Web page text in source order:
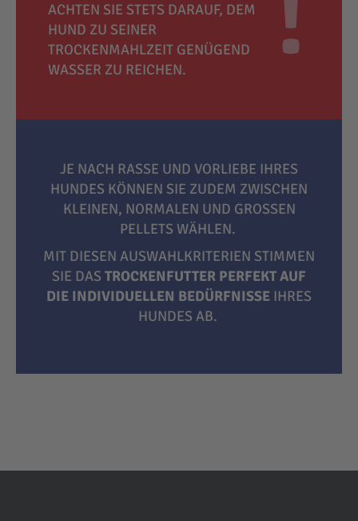
ACHTEN SIE STETS DARAUF, DEM
HUND ZU SEINER
TROCKENMAHLZEIT GENÜGEND
WASSER ZU REICHEN.
JE NACH RASSE UND VORLIEBE IHRES
HUNDES KÖNNEN SIE ZUDEM ZWISCHEN
KLEINEN, NORMALEN UND GROSSEN P
ELLETS WÄHLEN.
MIT DIESEN AUSWAHLKRITERIEN STIMMEN
SIE DAS TROCKENFUTTER PERFEKT AUF
DIE INDIVIDUELLEN BEDÜRFNISSE IHRES
HUNDES AB.